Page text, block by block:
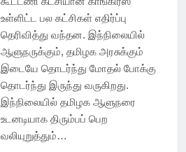
உள்ளிட்ட பல கட்சிகள் எதிர்ப்பு
தெரிவித்து வந்தன. இந்நிலையில்
ஆளுநருக்கும், தமிழக அரசுக்கும்
இடையே தொடர்ந்து மோதல் போக்கு
தொடர்ந்து இருந்து வருகிறது.
இந்நிலையில் தமிழக ஆளுநரை
உடனடியாக திரும்பப் பெற
வலியுறுத்தும்…